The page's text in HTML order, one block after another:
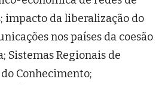
impacto da liberalização do
nos países da coesão
Sistemas Regionais de
Conhecimento;